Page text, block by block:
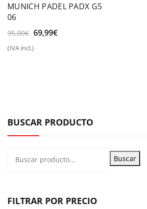
MUNICH PADEL PADX G5
06
95,00€ El
original
69,99€El
(IVA incl.)
BUSCAR PRODUCTO
Buscar
FILTRAR POR PRECIO